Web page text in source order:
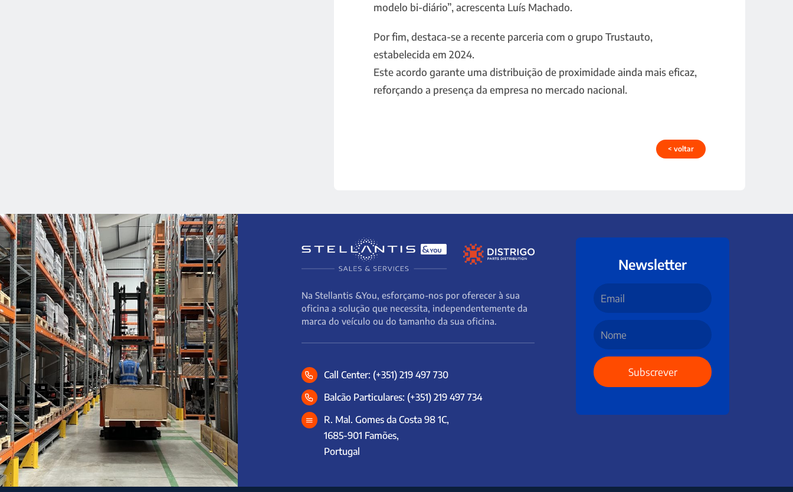
modelo bi-diário”, acrescenta Luís Machado.
Por fim, destaca-se a recente parceria com o grupo Trustauto,
estabelecida em 2024.
Este acordo garante uma distribuição de proximidade ainda mais eficaz,
reforçando a presença da empresa no mercado nacional.
< voltar
Na Stellantis &You, esforçamo-nos por oferecer à sua
oficina a solução que necessita, independentemente da
marca do veículo ou do tamanho da sua oficina.
Call Center: (+351) 219 497 730
Balcão Particulares: (+351) 219 497 734
R. Mal. Gomes da Costa 98 1C,
1685-901 Famões,
Portugal
Newsletter